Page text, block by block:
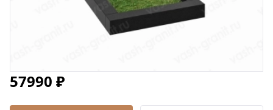
57990 ₽